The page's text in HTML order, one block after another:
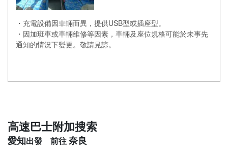
・充電設備因車輛而異，提供USB型或插座型。
・因加班車或車輛維修等因素，車輛及座位規格可能於未事先
通知的情況下變更。敬請見諒。
高速巴士附加搜索
愛知 奈良